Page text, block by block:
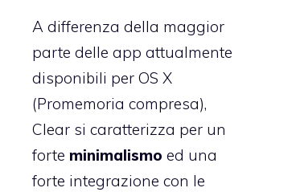
A differenza della maggior
parte delle app attualmente
disponibili per OS X
(Promemoria compresa),
Clear si caratterizza per un
forte minimalismo ed una
forte integrazione con le